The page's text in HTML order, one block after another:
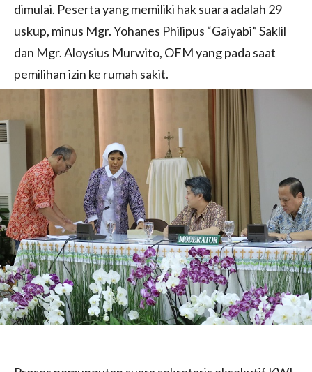
dimulai. Peserta yang memiliki hak suara adalah 29
uskup, minus Mgr. Yohanes Philipus “Gaiyabi” Saklil
dan Mgr. Aloysius Murwito, OFM yang pada saat
pemilihan izin ke rumah sakit.